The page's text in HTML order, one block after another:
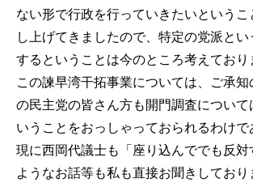
ない形で行政を行っていきたいというこ
し上げてきましたので、特定の党派と
するということは今のところ考えており
この諫早湾干拓事業については、ご承
の民主党の皆さん方も開門調査について
いうことをおっしゃっておられるわけで
現に西岡代議士も「座り込んででも反対
ようなお話等も私も直接お聞きしてお